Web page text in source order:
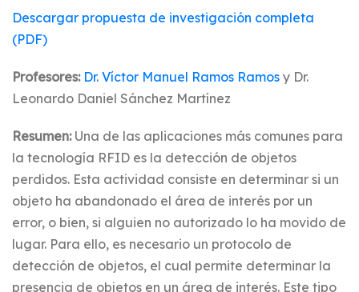
Descargar propuesta de investigación completa
(PDF)
Profesores: Dr. Víctor Manuel Ramos Ramos y Dr.
Leonardo Daniel Sánchez Martínez
Resumen:Una de las aplicaciones más comunes para
la tecnología RFID es la detección de objetos
perdidos. Esta actividad consiste en determinar si un
objeto ha abandonado el área de interés por un
error, o bien, si alguien no autorizado lo ha movido de
lugar. Para ello, es necesario un protocolo de
detección de objetos, el cual permite determinar la
presencia de objetos en un área de interés. Este tipo